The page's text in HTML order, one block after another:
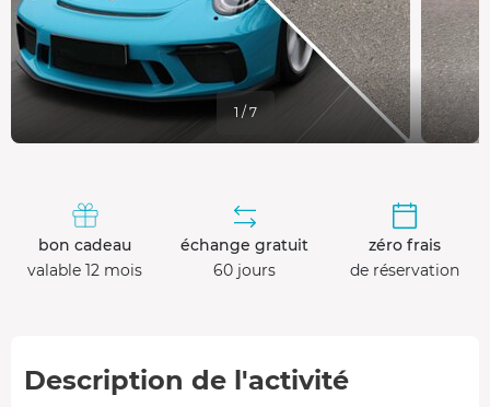
1 / 7
bon cadeau
valable 12 mois
échange gratuit
60 jours
zéro frais
de réservation
Description de l'activité